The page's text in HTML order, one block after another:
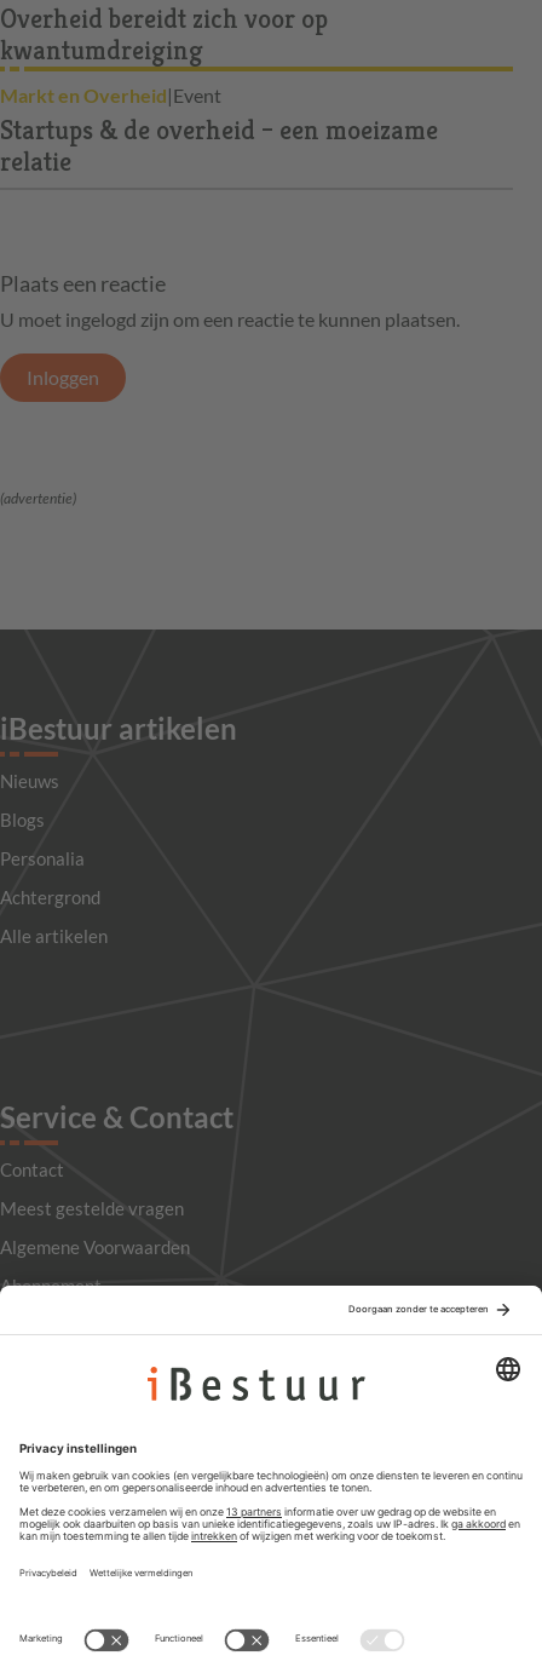
Overheid bereidt zich voor op
kwantumdreiging
Markt en Overheid|Event
Startups & de overheid – een moeizame
relatie
Plaats een reactie
U moet ingelogd zijn om een reactie te kunnen plaatsen.
Inloggen
(advertentie)
iBestuur artikelen
Nieuws
Blogs
Personalia
Achtergrond
Alle artikelen
Service & Contact
Contact
Meest gestelde vragen
Algemene Voorwaarden
Abonnement
Privacyinstellingen